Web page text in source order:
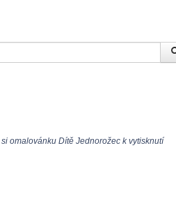
omalovánku Dítě Jednorožec k vytisknutí